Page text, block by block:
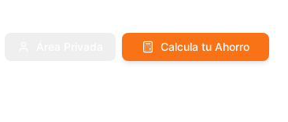
Calcula tu Ahorro